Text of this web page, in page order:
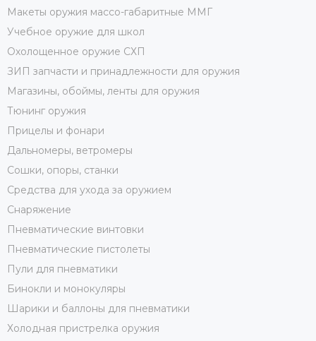
Макеты оружия массо-габаритные ММГ
Учебное оружие для школ
Охолощенное оружие СХП
ЗИП запчасти и принадлежности для оружия
Магазины, обоймы, ленты для оружия
Тюнинг оружия
Прицелы и фонари
Дальномеры, ветромеры
Сошки, опоры, станки
Средства для ухода за оружием
Снаряжение
Пневматические винтовки
Пневматические пистолеты
Пули для пневматики
Бинокли и монокуляры
Шарики и баллоны для пневматики
Холодная пристрелка оружия